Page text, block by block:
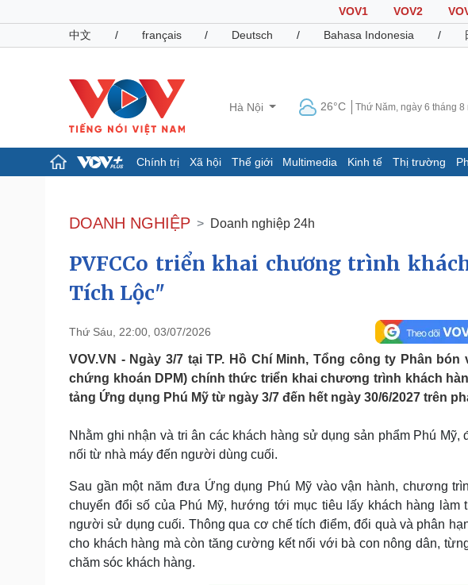
VOV1 VOV2
中文
/ français / Deutsch / Bahasa Indonesia /
Hà Nội 26°C Thứ Năm, ngày 6 tháng 8
Chính trị Xã hội Thế giới Multimedia Kinh tế Thị trường
Đảng
Tổ chức nhân sự
Nhận diện sự thật
Tin 24h
Dự báo thời tiết
Dấu ấn VOV
Pháp luật
Tin nóng
Tư vấn luật
Việt Nam
Phân tích
Thể thao
Bóng đá
Lịch thi đấu
Thế giới thể
eSports
Sức khỏe
Dinh dưỡng - món ngon
Cây thuốc
Sản phụ khoa
Nhi khoa
Nam khoa
Làm đẹp - giảm cân
Phòng mạch online
Đời sống
Nhà đẹp
Blog
Tình yêu - Gia đình
Văn hóa
Văn học
Âm nhạc
Di sản
DOANH NGHIỆP Doanh nghiệp 24h
PVFCCo triển khai chương trình
Tích Lộc"
Thứ Sáu, 22:00, 03/07/2026
VOV.VN - Ngày 3/7 tại TP. Hồ Chí Minh, Tổng công ty Phân
chứng khoán DPM) chính thức triển khai chương trình khách
tảng Ứng dụng Phú Mỹ từ ngày 3/7 đến hết ngày 30/6/2027 trên
Nhằm ghi nhận và tri ân các khách hàng sử dụng sản phẩm Phú
nối từ nhà máy đến người dùng cuối.
Sau gần một năm đưa Ứng dụng Phú Mỹ vào vận hành, chương
chuyển đổi số của Phú Mỹ, hướng tới mục tiêu lấy khách hàng làm
người sử dụng cuối. Thông qua cơ chế tích điểm, đổi quà và phân
cho khách hàng mà còn tăng cường kết nối với bà con nông dân,
chăm sóc khách hàng.